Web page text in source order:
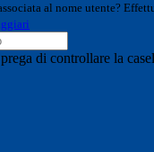
al nome utente?
di controllare la